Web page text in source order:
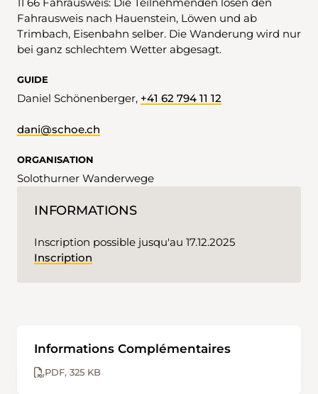
Fahrausweis nach Hauenstein, Löwen und ab
Trimbach, Eisenbahn selber. Die Wanderung wird nur
bei ganz schlechtem Wetter abgesagt.
GUIDE
Daniel Schönenberger, +41 62 794 11 12
dani@schoe.ch
ORGANISATION
Solothurner Wanderwege
INFORMATIONS
Inscription possible jusqu'au 17.12.2025
Inscription
Informations Complémentaires
PDF 325 KB